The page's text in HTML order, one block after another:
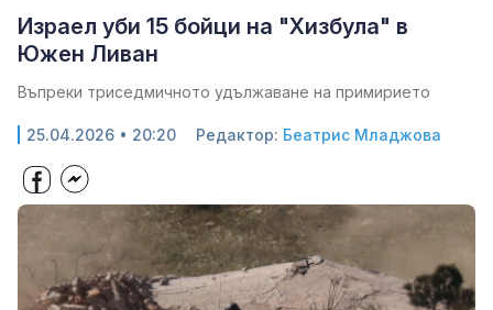
Израел уби 15 бойци на "Хизбула" в
Южен Ливан
Въпреки триседмичното удължаване на примирието
25.04.2026 • 20:20 Редактор: Беатрис Младжова